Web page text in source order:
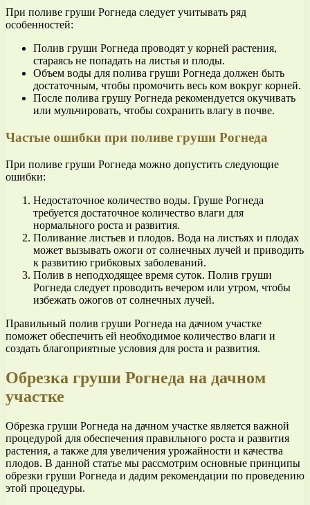
При поливе груши Рогнеда следует учитывать ряд
особенностей:
Полив груши Рогнеда проводят у корней растения,
стараясь не попадать на листья и плоды.
Объем воды для полива груши Рогнеда должен быть
достаточным, чтобы промочить весь ком вокруг корней.
После полива грушу Рогнеда рекомендуется окучивать
или мульчировать, чтобы сохранить влагу в почве.
Частые ошибки при поливе груши Рогнеда
При поливе груши Рогнеда можно допустить следующие
ошибки:
Недостаточное количество воды. Груше Рогнеда
требуется достаточное количество влаги для
нормального роста и развития.
Поливание листьев и плодов. Вода на листьях и плодах
может вызывать ожоги от солнечных лучей и приводить
к развитию грибковых заболеваний.
Полив в неподходящее время суток. Полив груши
Рогнеда следует проводить вечером или утром, чтобы
избежать ожогов от солнечных лучей.
Правильный полив груши Рогнеда на дачном участке
поможет обеспечить ей необходимое количество влаги и
создать благоприятные условия для роста и развития.
Обрезка груши Рогнеда на дачном
участке
Обрезка груши Рогнеда на дачном участке является важной
процедурой для обеспечения правильного роста и развития
растения, а также для увеличения урожайности и качества
плодов. В данной статье мы рассмотрим основные принципы
обрезки груши Рогнеда и дадим рекомендации по проведению
этой процедуры.